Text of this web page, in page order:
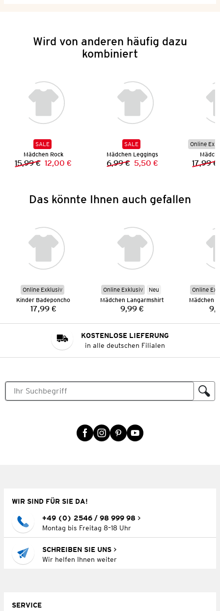
Wird von anderen häufig dazu
kombiniert
SALE
Mädchen Rock
Vorheriger Preis:
15,99 € Neuer Preis:
12,00 €
SALE
Mädchen Leggings
Vorheriger Preis:
6,99 € Neuer Preis:
5,50 €
Online
17,99 €
Das könnte Ihnen auch gefallen
Online Exklusiv
Kinder Badeponcho
Preis:
17,99 €
Online Exklusiv
Neu
Mädchen Langarmshirt
Preis:
9,99 €
Online
Mädchen
KOSTENLOSE LIEFERUNG
in alle deutschen Filialen
WIR SIND FÜR SIE DA!
+49 (0) 2546 / 98 999 98
Montag bis Freitag 8–18 Uhr
SCHREIBEN SIE UNS
Wir helfen Ihnen weiter
SERVICE